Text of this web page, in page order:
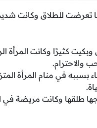
تعرضت للطلاق وكانت
كثيرًا وكانت المرأة
والاحترام.
بسببه في منام المرأة
طلقها وكانت مريضة في